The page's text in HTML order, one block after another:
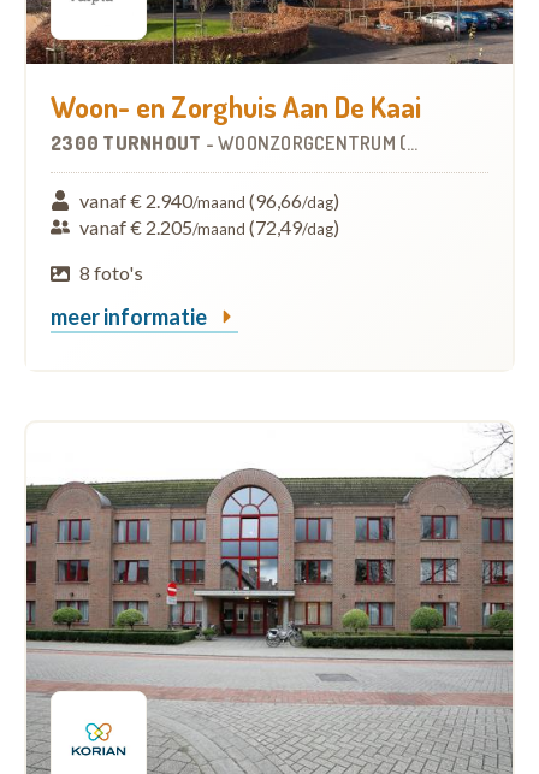
Woon- en Zorghuis Aan De Kaai
2300 TURNHOUT - WOONZORGCENTRUM (WZC)
vanaf € 2.940/maand (96,66/dag)
vanaf € 2.205/maand (72,49/dag)
8 foto's
meer informatie